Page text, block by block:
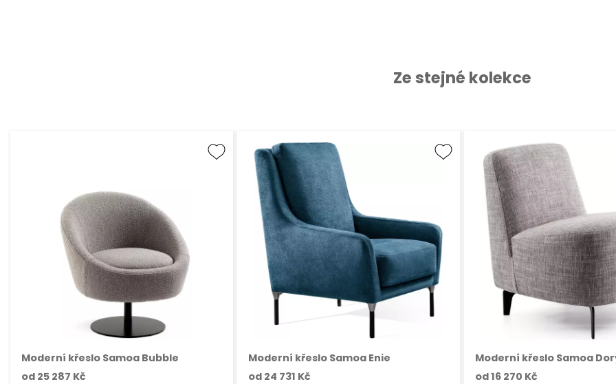
Ze stejné kolekce
Moderní křeslo Samoa Bubble
od 25 287 Kč
Moderní křeslo Samoa Enie
od 24 731 Kč
Moderní křeslo Samoa
od16 270 Kč